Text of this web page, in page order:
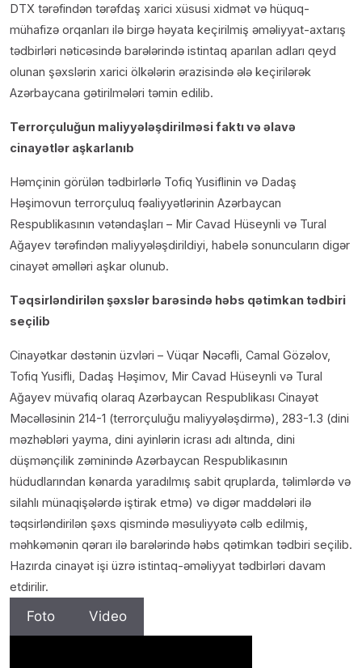
DTX tərəfindən tərəfdaş xarici xüsusi xidmət və hüquq-
mühafizə orqanları ilə birgə həyata keçirilmiş əməliyyat-axtarış
tədbirləri nəticəsində barələrində istintaq aparılan adları qeyd
olunan şəxslərin xarici ölkələrin ərazisində ələ keçirilərək
Azərbaycana gətirilmələri təmin edilib.
Terrorçuluğun maliyyələşdirilməsi faktı və əlavə
cinayətlər aşkarlanıb
Həmçinin görülən tədbirlərlə Tofiq Yusiflinin və Dadaş
Həşimovun terrorçuluq fəaliyyətlərinin Azərbaycan
Respublikasının vətəndaşları – Mir Cavad Hüseynli və Tural
Ağayev tərəfindən maliyyələşdirildiyi, habelə sonuncuların digər
cinayət əməlləri aşkar olunub.
Təqsirləndirilən şəxslər barəsində həbs qətimkan tədbiri
seçilib
Cinayətkar dəstənin üzvləri – Vüqar Nəcəfli, Camal Gözəlov,
Tofiq Yusifli, Dadaş Həşimov, Mir Cavad Hüseynli və Tural
Ağayev müvafiq olaraq Azərbaycan Respublikası Cinayət
Məcəlləsinin 214-1 (terrorçuluğu maliyyələşdirmə), 283-1.3 (dini
məzhəbləri yayma, dini ayinlərin icrası adı altında, dini
düşmənçilik zəminində Azərbaycan Respublikasının
hüdudlarından kənarda yaradılmış sabit qruplarda, təlimlərdə və
silahlı münaqişələrdə iştirak etmə) və digər maddələri ilə
təqsirləndirilən şəxs qismində məsuliyyətə cəlb edilmiş,
məhkəmənin qərarı ilə barələrində həbs qətimkan tədbiri seçilib.
Hazırda cinayət işi üzrə istintaq-əməliyyat tədbirləri davam
etdirilir.
Foto Video